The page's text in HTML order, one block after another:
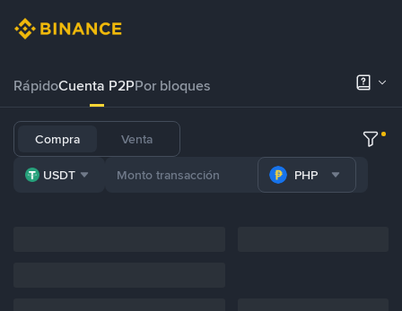
RápidoCuenta P2PPor bloques
Compra Venta
USDT PHP